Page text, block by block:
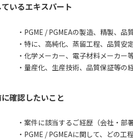
いるエキスパート
・PGME / PGMEAの製造、精製、
・特に、高純化、蒸留工程、品質
・化学メーカー、電子材料メーカー
・量産化、生産技術、品質保証等の
確認したいこと
・案件に該当するご経歴（会社・部
・PGME / PGMEAに関して、どの